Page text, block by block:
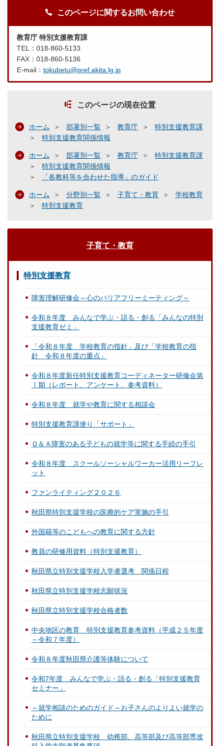
このページに関するお問い合わせ
教育庁 特別支援教育課
TEL：018-860-5133
FAX：018-860-5136
E-mail： tokubetu@pref.akita.lg.jp
このページの現在位置
ホーム 部署別一覧 教育庁
特別支援教育課
特別支援教育関係情報
ホーム 部署別一覧 教育庁
特別支援教育課
特別支援教育関係情報
「各教科等を合わせた指導」のガイド
ホーム 分野別一覧 子育て・教育
学校教育
特別支援教育
子育て・教育
特別支援教育
障害理解研修会～心のバリアフリーミーティング～
令和８年度 みんなで学ぶ・語る・創る「みんなの特別
支援教育ゼミ」
「令和８年度 学校教育の指針」及び「学校教育の指
針 令和８年度の重点」
令和８年度新任特別支援教育コーディネーター研修会第
Ⅰ期（レポート、アンケート、参考資料）
令和８年度 就学や教育に関する相談会
特別支援教育課便り「サポート」
Ｑ＆Ａ障害のある子どもの就学等に関する手続の手引
令和８年度 スクールソーシャルワーカー活用リーフレ
ット
ファンライティング２０２６
秋田県特別支援学校の医療的ケア実施の手引
外国籍等のこどもへの教育に関する方針
教員の研修用資料（特別支援教育）
秋田県立特別支援学校入学者選考 関係日程
秋田県立特別支援学校志願状況
秋田県立特別支援学校合格者数
中央地区の教育 特別支援教育参考資料（平成２５年度
～令和７年度）
令和８年度秋田県介護等体験について
令和7年度 みんなで学ぶ・語る・創る「特別支援教育
セミナー」
～就学相談のためのガイド～お子さんのよりよい就学の
ために
秋田県立特別支援学校 幼稚部、高等部及び高等部専攻